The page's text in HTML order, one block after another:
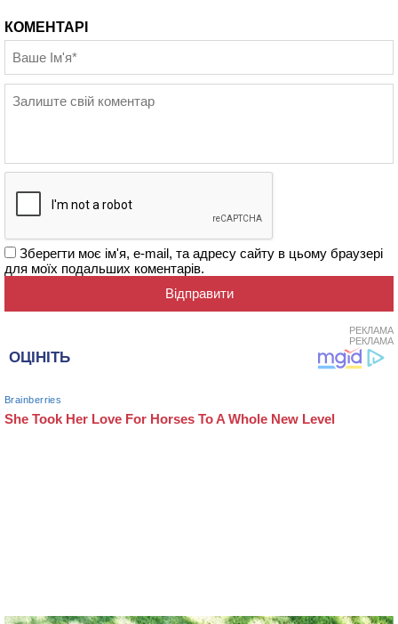
КОМЕНТАРІ
Зберегти моє ім'я, e-mail, та адресу сайту в цьому браузері
для моїх подальших коментарів.
РЕКЛАМА
РЕКЛАМА